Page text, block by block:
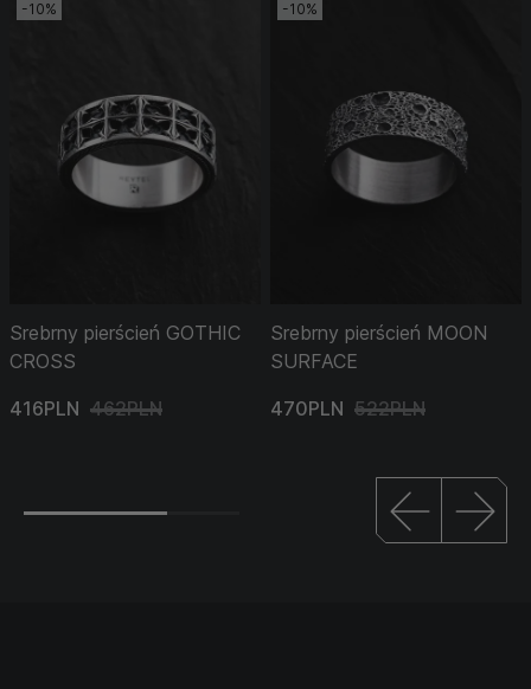
-10%
Srebrny pierścień GOTHIC
CROSS
416PLN 462PLN
-10%
Srebrny pierścień MOON
SURFACE
470PLN 522PLN